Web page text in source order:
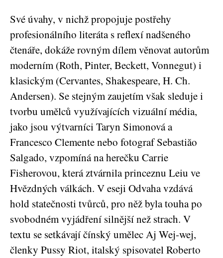
Své úvahy, v nichž propojuje postřehy
profesionálního literáta s reflexí nadšeného
čtenáře, dokáže rovným dílem věnovat autorům
moderním (Roth, Pinter, Beckett, Vonnegut) i
klasickým (Cervantes, Shakespeare, H. Ch.
Andersen). Se stejným zaujetím však sleduje i
tvorbu umělců využívajících vizuální média,
jako jsou výtvarníci Taryn Simonová a
Francesco Clemente nebo fotograf Sebastiăo
Salgado, vzpomíná na herečku Carrie
Fisherovou, která ztvárnila princeznu Leiu ve
Hvězdných válkách. V eseji Odvaha vzdává
hold statečnosti tvůrců, pro něž byla touha po
svobodném vyjádření silnější než strach. V
textu se setkávají čínský umělec Aj Wej-wej,
členky Pussy Riot, italský spisovatel Roberto